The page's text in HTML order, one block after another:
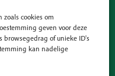
cookies om
geven voor deze
browsegedrag of unieke ID's
kan nadelige